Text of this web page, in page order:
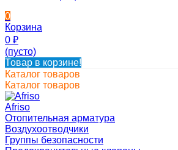
0
Корзина
0 ₽
(пусто)
Товар в корзине!
Каталог товаров
Каталог товаров
Afriso
Отопительная арматура
Воздухоотводчики
Группы безопасности